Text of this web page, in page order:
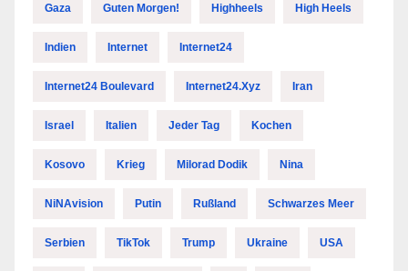
Gaza Guten Morgen! Highheels High Heels
Indien Internet Internet24
Internet24 Boulevard Internet24.xyz Iran
Israel Italien Jeder Tag Kochen
Kosovo Krieg Milorad Dodik Nina
NiNAvision Putin Rußland Schwarzes Meer
Serbien TikTok Trump Ukraine USA